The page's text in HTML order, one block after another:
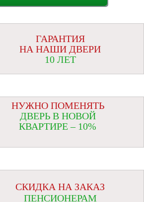
ГАРАНТИЯ
НА НАШИ ДВЕРИ
10 ЛЕТ
НУЖНО ПОМЕНЯТЬ
ДВЕРЬ В НОВОЙ
КВАРТИРЕ – 10%
СКИДКА НА ЗАКАЗ
ПЕНСИОНЕРАМ